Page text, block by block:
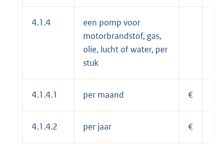
4.1.4
een pomp voor
motorbrandstof, gas,
olie, lucht of water, per
stuk
4.1.4.1 per maand €
4.1.4.2 per jaar €